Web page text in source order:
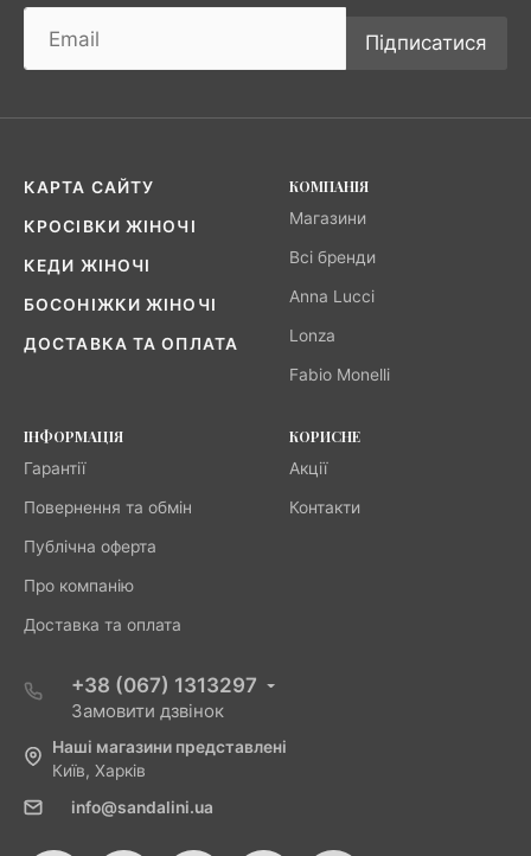
Підписатися
КАРТА САЙТУ
КРОСІВКИ ЖІНОЧІ
КЕДИ ЖІНОЧІ
БОСОНІЖКИ ЖІНОЧІ
ДОСТАВКА ТА ОПЛАТА
КОМПАНІЯ
Магазини
Всі бренди
Anna Lucci
Lonza
Fabio Monelli
ІНФОРМАЦІЯ
Гарантії
Повернення та обмін
Публічна оферта
Про компанію
Доставка та оплата
КОРИСНЕ
Акції
Контакти
+38 (067) 1313297
Замовити дзвінок
Наші магазини представлені
Київ, Харків
info@sandalini.ua